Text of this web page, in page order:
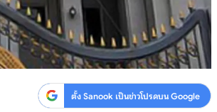
ตั้ง Sanook เป็นข่าวโปรดบน Google